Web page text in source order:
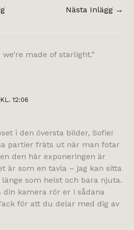
Nästa Inlägg →
made of starlight.”
12:06
i den översta bilder, Sofie!
partier fräts ut när man fotar
den här exponeringen är
är som en tavla – jag kan sitta
som helst och bara njuta.
din kamera rör er i sådana
för att du delar med dig av